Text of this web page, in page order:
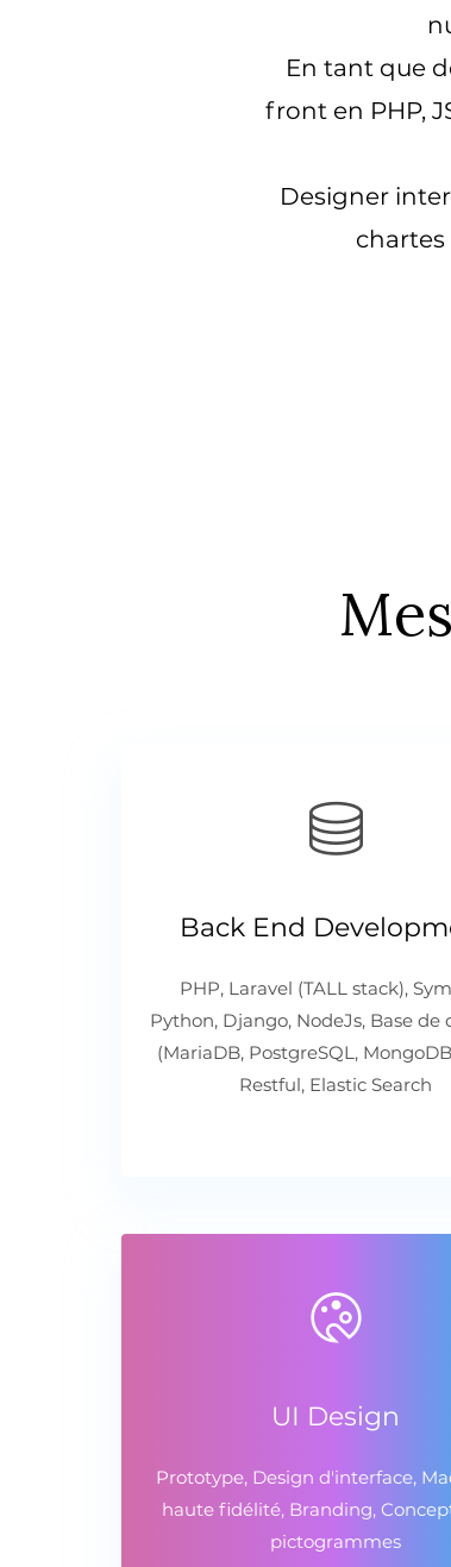
En tant que
front en PHP,
Designer
chartes
Back End
PHP, Laravel (TALL stack),
Python, Django, NodeJs, Base de
(MariaDB, PostgreSQL, MongoDB
Restful, Elastic Search
UI Design
Prototype, Design d'interface,
haute fidélité, Branding,
pictogrammes